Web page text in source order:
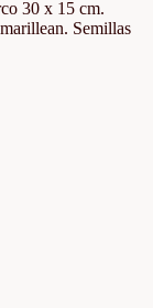
30 x 15 cm.
Semillas